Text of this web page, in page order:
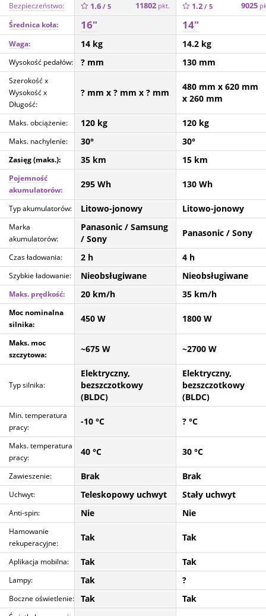
Bezpieczeństwo: 1.6 / 5 11802 pkt. 1.2 / 5 9025
Średnica koła: 16" 14"
Waga: 14 kg 14.2 kg
Wysokość pedałów: ? mm 130 mm
Szerokość x
Wysokość x
Długość:
? mm x ? mm x ? mm
480 mm x 620 mm
x 260 mm
Maks. obciążenie: 120 kg 120 kg
Maks. nachylenie: 30° 30°
Zasięg (maks.): 35 km 15 km
Pojemność
akumulatorów:
295 Wh 130 Wh
Typ akumulatorów: Litowo-jonowy Litowo-jonowy
Marka
akumulatorów:
Panasonic / Samsung
/ Sony
Panasonic / Sony
Czas ładowania: 2 h 4 h
Szybkie ładowanie: Nieobsługiwane Nieobsługiwane
Maks. prędkość: 20 km/h 35 km/h
Moc nominalna
silnika:
450 W 1800 W
Maks. moc
szczytowa:
~675 W ~2700 W
Typ silnika:
Elektryczny,
bezszczotkowy
(BLDC)
Elektryczny,
bezszczotkowy
(BLDC)
Min. temperatura
pracy:
-10 °C ? °C
Maks. temperatura
pracy:
40 °C 30 °C
Zawieszenie: Brak Brak
Uchwyt: Teleskopowy uchwyt Stały uchwyt
Anti-spin: Nie Nie
Hamowanie
rekuperacyjne:
Tak Tak
Aplikacja mobilna: Tak Tak
Lampy: Tak ?
Boczne oświetlenie: Tak Tak